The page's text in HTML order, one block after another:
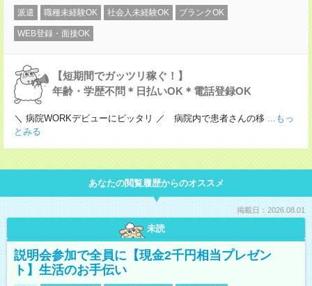
派遣 職種未経験OK 社会人未経験OK ブランクOK
WEB登録・面接OK
【短期間でガッツリ稼ぐ！】
年齢・学歴不問＊日払いOK＊電話登録OK
＼ 病院WORKデビューにピッタリ ／ 病院内で患者さんの移 ...もっ
とみる
あなたの閲覧履歴からのオススメ
掲載日：2026.08.01
未読
説明会参加で全員に【現金2千円相当プレゼン
ト】生活のお手伝い